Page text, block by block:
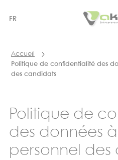
FR
Accueil
Politique de confidentialité des
des candidats
Politique de
des données
personnel des